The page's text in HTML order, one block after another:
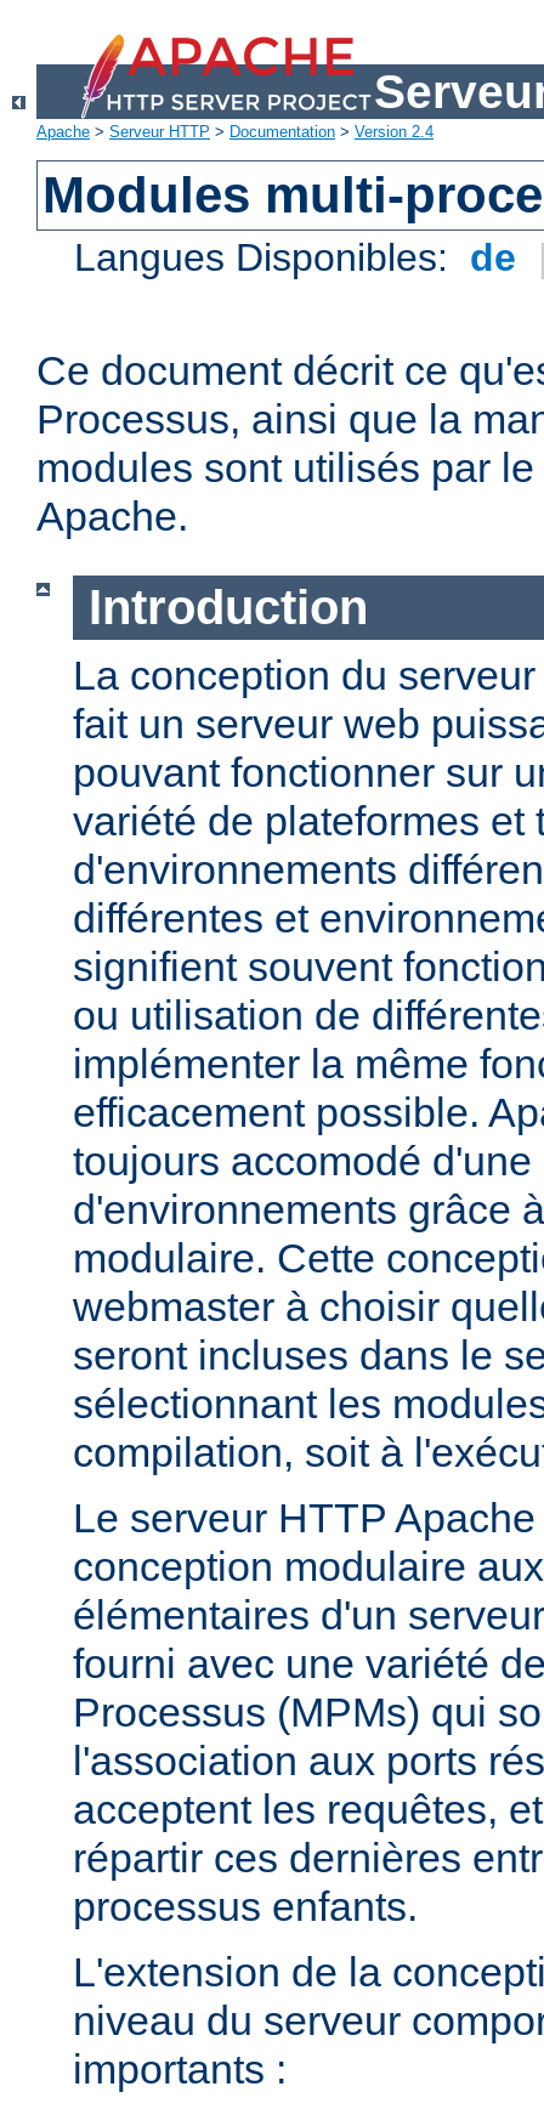
Apache > Serveur HTTP > Documentation > Version 2.4
Modules multi-
Langues Disponibles: de
Ce document décrit ce
Processus, ainsi que la
modules sont utilisés par
Apache.
Introduction
La conception du
fait un serveur web
pouvant fonctionner sur
variété de plateformes et
d'environnements
différentes et
signifient souvent
ou utilisation de
implémenter la même
efficacement possible.
toujours accomodé
d'environnements grâce
modulaire. Cette
webmaster à choisir
seront incluses dans le
sélectionnant les
compilation, soit à
Le serveur HTTP
conception modulaire
élémentaires d'un
fourni avec une variété
Processus (MPMs) qui
l'association aux ports
acceptent les requêtes,
répartir ces dernières
processus enfants.
L'extension de la
niveau du serveur
importants :